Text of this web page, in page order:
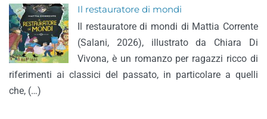
Il restauratore di mondi
Il restauratore di mondi di Mattia Corrente
(Salani, 2026), illustrato da Chiara Di
Vivona, è un romanzo per ragazzi ricco di
riferimenti ai classici del passato, in particolare a quelli
che, (…)